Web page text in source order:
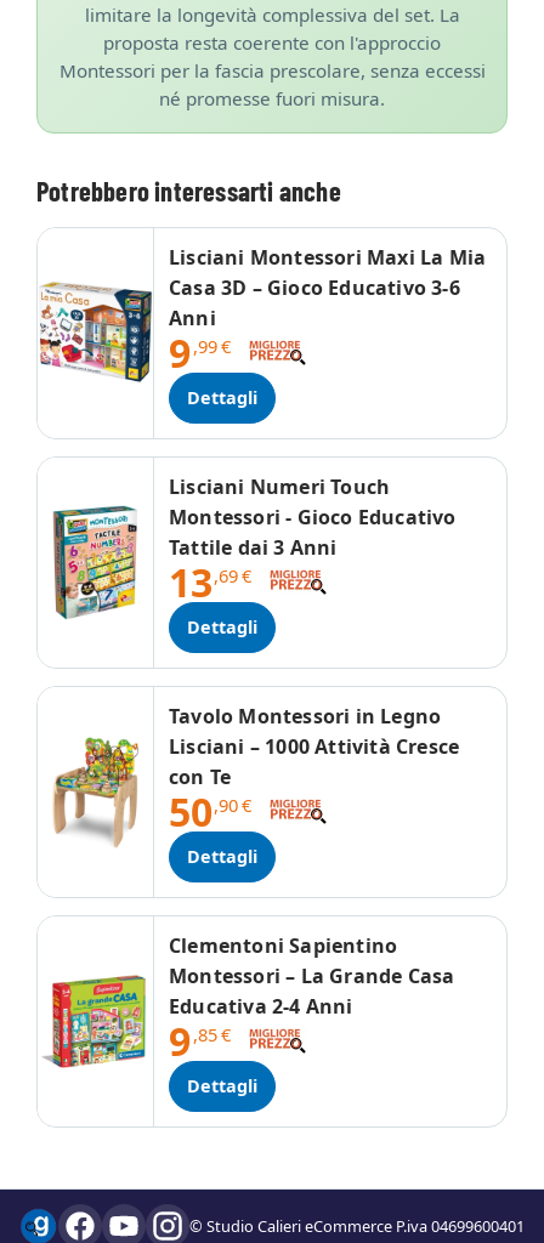
limitare la longevità complessiva del set. La
proposta resta coerente con l'approccio
Montessori per la fascia prescolare, senza eccessi
né promesse fuori misura.
Potrebbero interessarti anche
Lisciani Montessori Maxi La Mia
Casa 3D – Gioco Educativo 3-6
Anni
9,99€
Dettagli
Lisciani Numeri Touch
Montessori - Gioco Educativo
Tattile dai 3 Anni
13,69€
Dettagli
Tavolo Montessori in Legno
Lisciani – 1000 Attività Cresce
con Te
50,90€
Dettagli
Clementoni Sapientino
Montessori – La Grande Casa
Educativa 2-4 Anni
9,85€
Dettagli
© Studio Calieri eCommerce P.iva 04699600401